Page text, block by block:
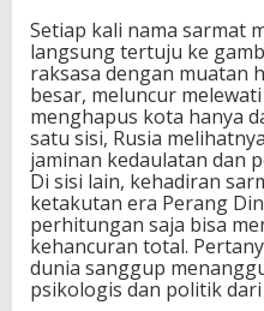
Setiap kali nama sarmat
langsung tertuju ke
raksasa dengan muatan
besar, meluncur
menghapus kota hanya
satu sisi, Rusia
jaminan kedaulatan dan
Di sisi lain, kehadiran
ketakutan era Perang
perhitungan saja bisa
kehancuran total.
dunia sanggup
psikologis dan politik